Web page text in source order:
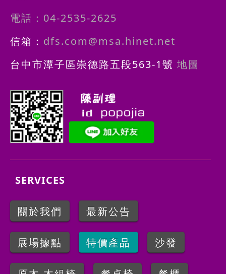
電話：04-2535-2625
信箱： dfs.com@msa.hinet.net
台中市潭子區崇德路五段563-1號 地圖
SERVICES
關於我們 最新公告
展場據點 特價產品 沙發